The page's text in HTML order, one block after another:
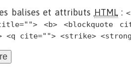
balises et attributs HTML:
<b> <blockquote
<q cite=""> <strike>